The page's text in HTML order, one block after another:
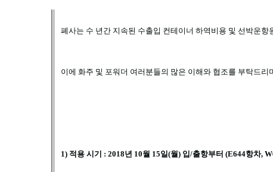
폐사는 수 년간 지속된 수출입 컨테이너 하역비용 및 선박운항
이에 화주 및 포워더 여러분들의 많은 이해와 협조를 부탁드리
1) 적용 시기 : 2018년 10월 15일(월) 입/출항부터 (E644항차,